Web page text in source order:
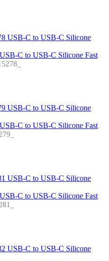
C to USB-C Silicone Fast
C to USB-C Silicone Fast
C to USB-C Silicone Fast